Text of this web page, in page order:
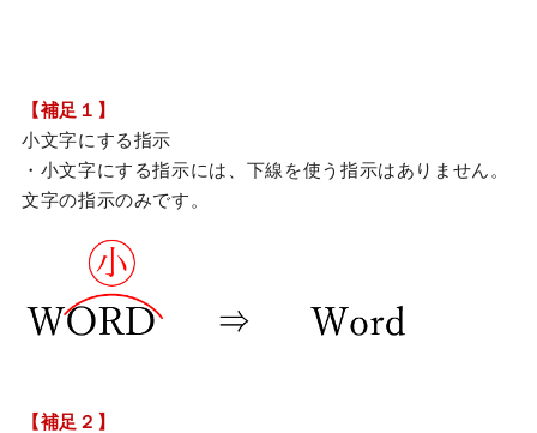
【補足１】
小文字にする指示
・小文字にする指示には、下線を使う指示はありません。
文字の指示のみです。
【補足２】